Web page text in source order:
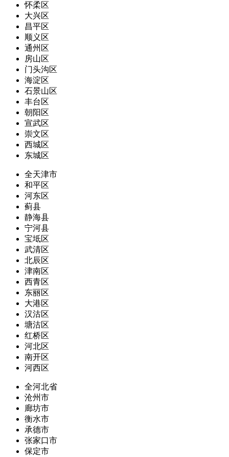
怀柔区
大兴区
昌平区
顺义区
通州区
房山区
门头沟区
海淀区
石景山区
丰台区
朝阳区
宣武区
崇文区
西城区
东城区
全天津市
和平区
河东区
蓟县
静海县
宁河县
宝坻区
武清区
北辰区
津南区
西青区
东丽区
大港区
汉沽区
塘沽区
红桥区
河北区
南开区
河西区
全河北省
沧州市
廊坊市
衡水市
承德市
张家口市
保定市